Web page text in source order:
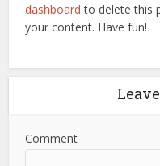
dashboard to delete this
your content. Have fun!
Comment